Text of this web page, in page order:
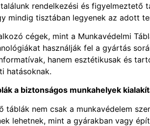
rendelkezési és figyelmeztető
mindig tisztában legyenek az adott
cégek, mint a Munkavédelmi
használják fel a gyártás
hanem esztétikusak és
hatásoknak.
a biztonságos munkahelyek
táblák nem csak a munkavédelem
lehetnek, mint a gyárakban vagy